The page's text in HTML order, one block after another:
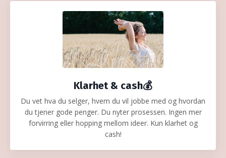
Klarhet & cash💰
Du vet hva du selger, hvem du vil jobbe med og hvordan
du tjener gode penger. Du nyter prosessen. Ingen mer
forvirring eller hopping mellom ideer. Kun klarhet og
cash!